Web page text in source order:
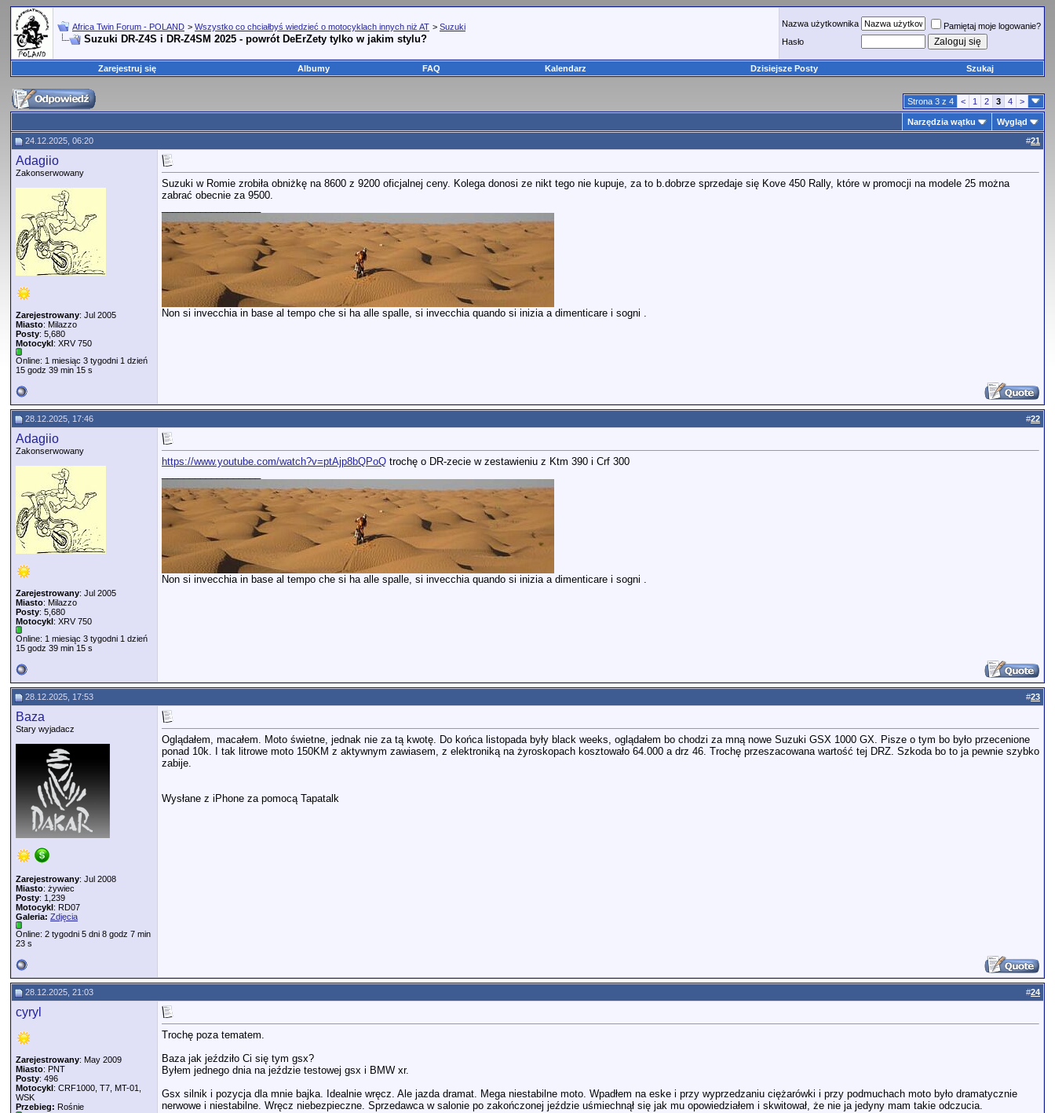
Africa Twin Forum - POLAND > Wszystko co chciałbyś wiedzieć o motocyklach innych niż AT > Suzuki
Suzuki DR-Z4S i DR-Z4SM 2025 - powrót DeErZety tylko w jakim stylu?
Nazwa użytkownika
Pamiętaj moje logowanie?
Hasło
Zarejestruj się Albumy FAQ Kalendarz Dzisiejsze Posty Szukaj
Strona 3 z 4 < 1 2 3 4 >
Narzędzia wątku
Wygląd
24.12.2025, 06:20
#21
Adagiio
Zakonserwowany
Zarejestrowany: Jul 2005
Miasto: Milazzo
Posty: 5,680
Motocykl: XRV 750
Online: 1 miesiąc 3 tygodni 1 dzień
15 godz 39 min 15 s
Suzuki w Romie zrobiła obniżkę na 8600 z 9200 oficjalnej ceny. Kolega donosi ze nikt tego nie kupuje, za to b.dobrze sprzedaje się Kove 450 Rally, które w promocji na modele 25 można
zabrać obecnie za 9500.
Non si invecchia in base al tempo che si ha alle spalle, si invecchia quando si inizia a dimenticare i sogni .
28.12.2025, 17:46 #22
Adagiio
Zakonserwowany
Zarejestrowany: Jul 2005
Miasto: Milazzo
Posty: 5,680
Motocykl: XRV 750
Online: 1 miesiąc 3 tygodni 1 dzień
15 godz 39 min 15 s
https://www.youtube.com/watch?v=ptAjp8bQPoQ trochę o DR-zecie w zestawieniu z Ktm 390 i Crf 300
Non si invecchia in base al tempo che si ha alle spalle, si invecchia quando si inizia a dimenticare i sogni .
28.12.2025, 17:53 #23
Baza
Stary wyjadacz
Zarejestrowany: Jul 2008
Miasto: żywiec
Posty: 1,239
Motocykl: RD07
Galeria: Zdjęcia
Online: 2 tygodni 5 dni 8 godz 7 min
23 s
Oglądałem, macałem. Moto świetne, jednak nie za tą kwotę. Do końca listopada były black weeks, oglądałem bo chodzi za mną nowe Suzuki GSX 1000 GX. Pisze o tym bo było przecenione
ponad 10k. I tak litrowe moto 150KM z aktywnym zawiasem, z elektroniką na żyroskopach kosztowało 64.000 a drz 46. Trochę przeszacowana wartość tej DRZ. Szkoda bo to ja pewnie szybko
zabije.
Wysłane z iPhone za pomocą Tapatalk
28.12.2025, 21:03 #24
cyryl
Zarejestrowany: May 2009
Miasto: PNT
Posty: 496
Motocykl: CRF1000, T7, MT-01,
WSK
Przebieg: Rośnie
Trochę poza tematem.
Baza jak jeździło Ci się tym gsx?
Byłem jednego dnia na jeździe testowej gsx i BMW xr.
Gsx silnik i pozycja dla mnie bajka. Idealnie wręcz. Ale jazda dramat. Mega niestabilne moto. Wpadłem na eske i przy wyprzedzaniu ciężarówki i przy podmuchach moto było dramatycznie
nerwowe i niestabilne. Wręcz niebezpieczne. Sprzedawca w salonie po zakończonej jeździe uśmiechnął się jak mu opowiedziałem i skwitował, że nie ja jedyny mam takie odczucia.